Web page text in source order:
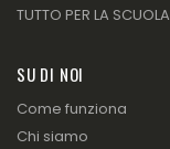
TUTTO PER LA SCUOLA
SU DI NOI
Come funziona
Chi siamo